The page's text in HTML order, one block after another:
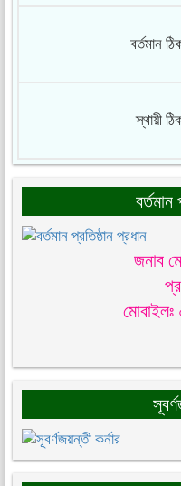
বর্তমান
স্থায়ী
বর্তমান
জনাব